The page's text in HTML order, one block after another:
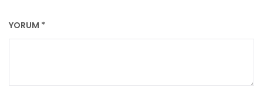
YORUM *